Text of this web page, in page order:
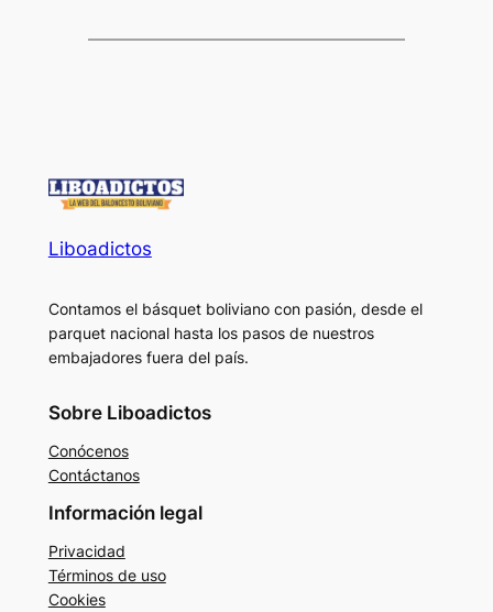
Liboadictos
Contamos el básquet boliviano con pasión, desde el
parquet nacional hasta los pasos de nuestros
embajadores fuera del país.
Sobre Liboadictos
Conócenos
Contáctanos
Información legal
Privacidad
Términos de uso
Cookies